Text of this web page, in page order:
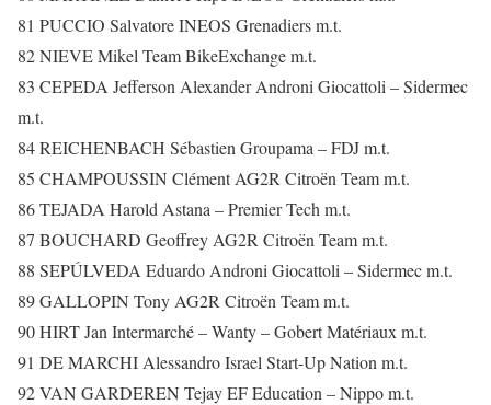
81 PUCCIO Salvatore INEOS Grenadiers m.t.
82 NIEVE Mikel Team BikeExchange m.t.
83 CEPEDA Jefferson Alexander Androni Giocattoli – Sidermec
m.t.
84 REICHENBACH Sébastien Groupama – FDJ m.t.
85 CHAMPOUSSIN Clément AG2R Citroën Team m.t.
86 TEJADA Harold Astana – Premier Tech m.t.
87 BOUCHARD Geoffrey AG2R Citroën Team m.t.
88 SEPÚLVEDA Eduardo Androni Giocattoli – Sidermec m.t.
89 GALLOPIN Tony AG2R Citroën Team m.t.
90 HIRT Jan Intermarché – Wanty – Gobert Matériaux m.t.
91 DE MARCHI Alessandro Israel Start-Up Nation m.t.
92 VAN GARDEREN Tejay EF Education – Nippo m.t.